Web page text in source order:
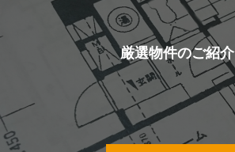
厳選物件のご紹介